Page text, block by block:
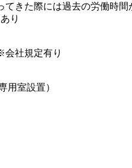
てきた際には過去の労働時
り
会社規定有り
用室設置）